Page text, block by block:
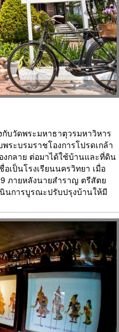
กับวัดพระมหาธาตุวรมหาวิหาร
ระบรมราชโองการโปรดเกล้า
กลาย ต่อมาได้ใช้บ้านและที่ดิน
เป็นโรงเรียนนครวิทยา เมื่อ
ภายหลังนายสำราญ ตรีสัตย
นการบูรณะปรับปรุงบ้านให้มี